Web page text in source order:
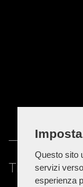
Questo sito
servizi
esperienza
Ti potrebbe